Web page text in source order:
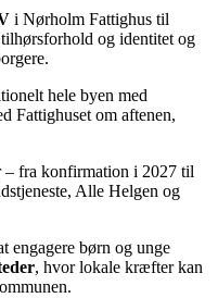
i Nørholm Fattighus til
og identitet og
hele byen med
Fattighuset om aftenen,
– fra konfirmation i 2027 til
Alle Helgen og
engagere børn og unge
, hvor lokale kræfter kan